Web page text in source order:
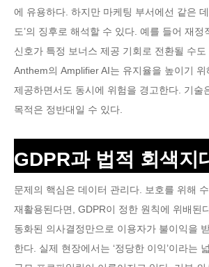
에 유용하다. 하지만 마케팅 부서에선 같은
도’의 징후로 해석할 수 있다. 예를 들어 재정
신호가 특정 보너스 제공 기회로 전환될 수
Anthem의 Amplifier AI는 유지율을 높이기
제공하면서도 동시에 위험을 경고한다. 기술
목적은 정반대일 수 있다.
GDPR과 법적 회색지
문제의 핵심은 데이터 관리다. 보호를 위해
재활용된다면, GDPR이 정한 원칙에 위배된
동화된 의사결정만으로 이용자가 불이익을
한다. 실제 현장에서는 ‘정당한 이익’이라는